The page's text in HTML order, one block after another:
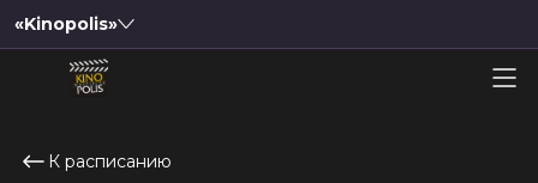
«Kinopolis»
К расписанию